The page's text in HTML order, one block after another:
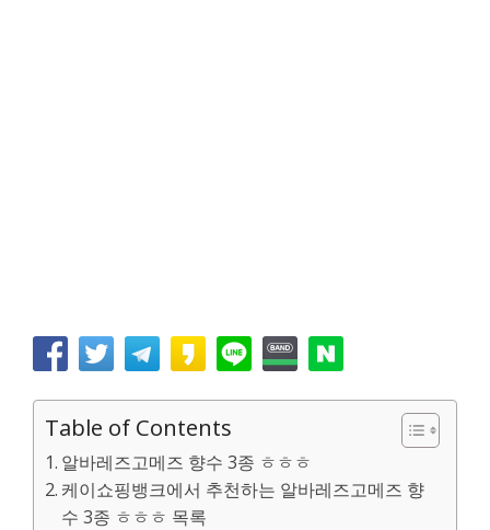
Table of Contents
알바레즈고메즈 향수 3종 ㅎㅎㅎ
케이쇼핑뱅크에서 추천하는 알바레즈고메즈 향
수 3종 ㅎㅎㅎ 목록